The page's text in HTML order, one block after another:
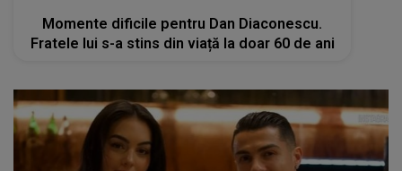
Momente dificile pentru Dan Diaconescu.
Fratele lui s-a stins din viață la doar 60 de ani